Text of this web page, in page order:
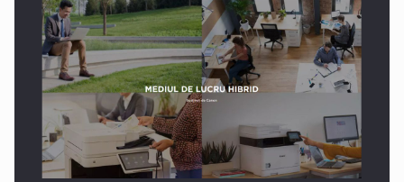
Producatorii si comerciantii care nu se supun noilor
reglementari…